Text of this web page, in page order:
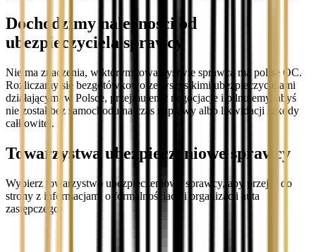
Dochodzimy należności od
ubezpieczyciela sprawcy
Nie ma znaczenia, w którym towarzystwie sprawca ma polisę OC.
Rozliczamy się bezgotówkowo ze wszystkimi ubezpieczycielami
działającymi w Polsce, przejmujemy negocjacje i pilnujemy, abyś
nie został bez samochodu na czas naprawy albo likwidacji szkody
całkowitej.
Towarzystwa ubezpieczeniowe sprawcy
Wybierz towarzystwo ubezpieczeniowe sprawcy, aby przejść do
strony z informacjami o formalnościach i organizacji auta
zastępczego.